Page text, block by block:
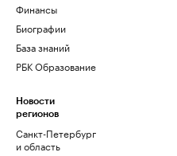
Финансы
Биографии
База знаний
РБК Образование
Новости
регионов
Санкт-Петербург
и область